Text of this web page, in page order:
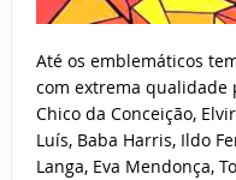
Até os emblemáticos
com extrema qualidade
Chico da Conceição,
Luís, Baba Harris, Ildo
Langa, Eva Mendonça,